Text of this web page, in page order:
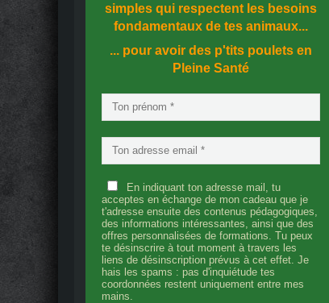
simples qui respectent les besoins
fondamentaux de tes animaux...
... pour avoir des p'tits poulets en
Pleine Santé
En indiquant ton adresse mail, tu
acceptes en échange de mon cadeau que je
t'adresse ensuite des contenus pédagogiques,
des informations intéressantes, ainsi que des
offres personnalisées de formations. Tu peux
te désinscrire à tout moment à travers les
liens de désinscription prévus à cet effet. Je
hais les spams : pas d'inquiétude tes
coordonnées restent uniquement entre mes
mains.